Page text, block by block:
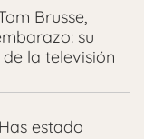
Brusse,
su
la televisión
estado